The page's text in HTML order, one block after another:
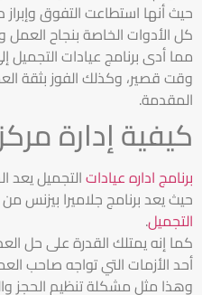
حيث أنها استطاعت التفوق
كل الأدوات الخاصة بنجاح العمل
مما أدى برنامج عيادات
وقت قصير، وكذلك الفوز بثقة
المقدمة.
كيفية إدارة
برنامج اداره عياداتالتجميل يعد
حيث يعد برنامج جلاميرا بيزنس من
التجميل.
كما إنه يمتلك القدرة على حل
أحد الأزمات التي تواجه صاحب
وهذا مثل مشكلة تنظيم الحجز